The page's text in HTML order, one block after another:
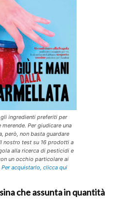
ingredienti preferiti per
merende. Per giudicare una
però, non basta guardare
nostro test su 16 prodotti a
alla ricerca di pesticidi e
un occhio particolare ai
Per acquistarlo, clicca qui
che assunta in quantità